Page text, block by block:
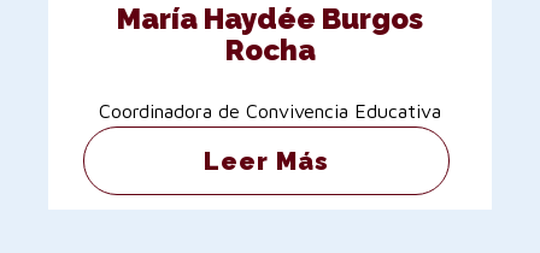
María Haydée Burgos
Rocha
Coordinadora de Convivencia Educativa
Leer Más